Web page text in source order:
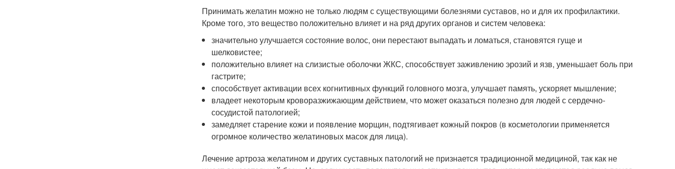
Принимать желатин можно не только людям с существующими болезнями суставов, но и для их профилактики.
Кроме того, это вещество положительно влияет и на ряд других органов и систем человека:
значительно улучшается состояние волос, они перестают выпадать и ломаться, становятся гуще и
шелковистее;
положительно влияет на слизистые оболочки ЖКС, способствует заживлению эрозий и язв, уменьшает боль при
гастрите;
способствует активации всех когнитивных функций головного мозга, улучшает память, ускоряет мышление;
владеет некоторым кроворазжижающим действием, что может оказаться полезно для людей с сердечно-
сосудистой патологией;
замедляет старение кожи и появление морщин, подтягивает кожный покров (в косметологии применяется
огромное количество желатиновых масок для лица).
Лечение артроза желатином и других суставных патологий не признается традиционной медициной, так как не